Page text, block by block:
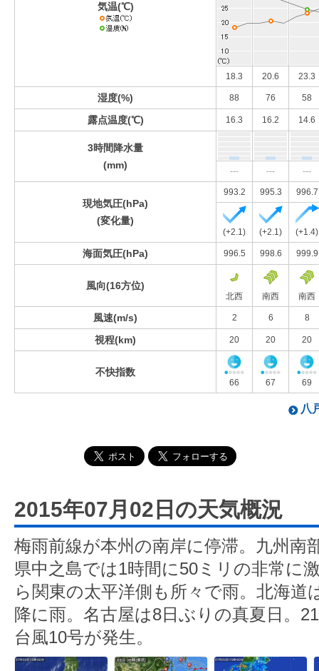
気温(℃)
18.3 20.6 23.3
湿度(%) 88 76 58
露点温度(℃) 16.3 16.2 14.6
3時間降水量
(mm)
--- --- ---
現地気圧(hPa)
(変化量)
993.2 995.3 996.7
(+2.1) (+2.1) (+1.4)
海面気圧(hPa) 996.5 998.6 999.9
風向(16方位)
北西 南西 南西
風速(m/s) 2 6 8
視程(km) 20 20 20
不快指数
66 67 69
八
2015年07月02日の天気概況
梅雨前線が本州の南岸に停滞。九州南
県中之島では1時間に50ミリの非常に
ら関東の太平洋側も所々で雨。北海道
降に雨。名古屋は8日ぶりの真夏日。
台風10号が発生。